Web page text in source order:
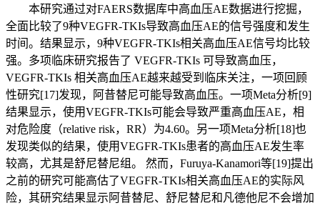
本研究通过对FAERS数据库中高血压AE数据进行挖掘，
全面比较了9种VEGFR-TKIs导致高血压AE的信号强度和发生
时间。结果显示，9种VEGFR-TKIs相关高血压AE信号均比较
强。多项临床研究报告了 VEGFR-TKIs 可导致高血压，
VEGFR-TKIs 相关高血压AE越来越受到临床关注，一项回顾
性研究[17]发现，阿昔替尼可能导致高血压。一项Meta分析[9]
结果显示，使用VEGFR-TKIs可能会导致严重高血压AE，相
对危险度（relative risk，RR）为4.60。另一项Meta分析[18]也
发现类似的结果，使用VEGFR-TKIs患者的高血压AE发生率
较高，尤其是舒尼替尼组。 然而，Furuya-Kanamori等[19]提出
之前的研究可能高估了VEGFR-TKIs相关高血压AE的实际风
险，其研究结果显示阿昔替尼、舒尼替尼和凡德他尼不会增加